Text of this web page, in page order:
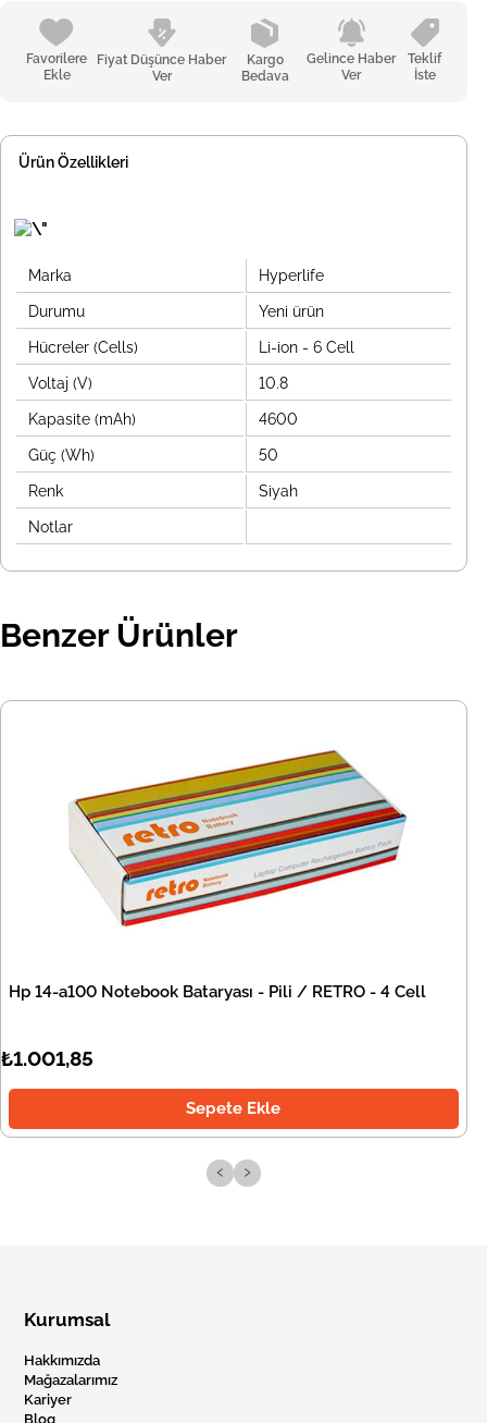
Favorilere
Ekle
Fiyat Düşünce Haber
Ver
Kargo
Bedava
Gelince Haber
Ver
Teklif
İste
Ürün Özellikleri
Marka Hyperlife
Durumu Yeni ürün
Hücreler (Cells) Li-ion - 6 Cell
Voltaj (V) 10.8
Kapasite (mAh) 4600
Güç (Wh) 50
Renk Siyah
Notlar
Benzer Ürünler
Hp 14-a100 Notebook Bataryası - Pili / RETRO - 4 Cell
₺1.001,85
Sepete Ekle
‹ ›
Kurumsal
Hakkımızda
Mağazalarımız
Kariyer
Blog